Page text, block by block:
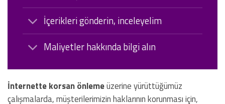
İçerikleri gönderin, inceleyelim
Maliyetler hakkında bilgi alın
İnternette korsan önlemeüzerine yürüttüğümüz
çalışmalarda, müşterilerimizin haklarının korunması için,